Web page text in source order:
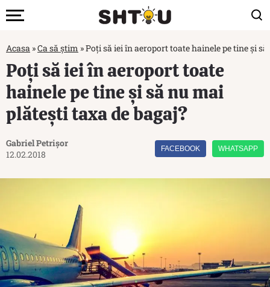
Acasa »Ca să știm »Poți să iei în aeroport toate hainele pe tine și
Poți să iei în aeroport toate
hainele pe tine și să nu mai
plătești taxa de bagaj?
Gabriel Petrișor
12.02.2018
FACEBOOK WHATSAPP